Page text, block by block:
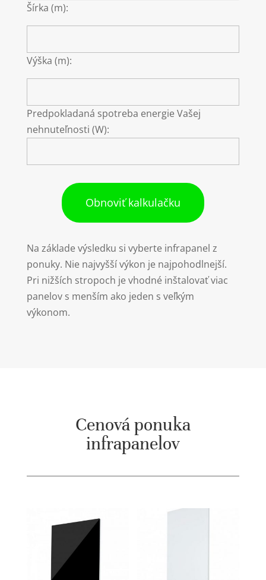
Šírka (m):
Výška (m):
Predpokladaná spotreba energie Vašej
nehnuteľnosti (W):
Obnoviť kalkulačku
Na základe výsledku si vyberte infrapanel z
ponuky. Nie najvyšší výkon je najpohodlnejší.
Pri nižších stropoch je vhodné inštalovať viac
panelov s menším ako jeden s veľkým
výkonom.
Cenová ponuka
infrapanelov